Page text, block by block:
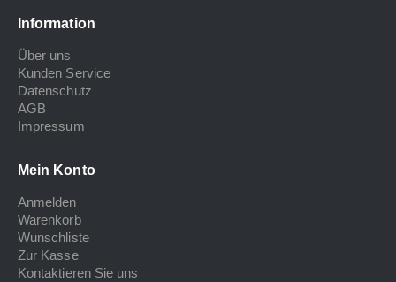
Information
Über uns
Kunden Service
Datenschutz
AGB
Impressum
Mein Konto
Anmelden
Warenkorb
Wunschliste
Zur Kasse
Kontaktieren Sie uns